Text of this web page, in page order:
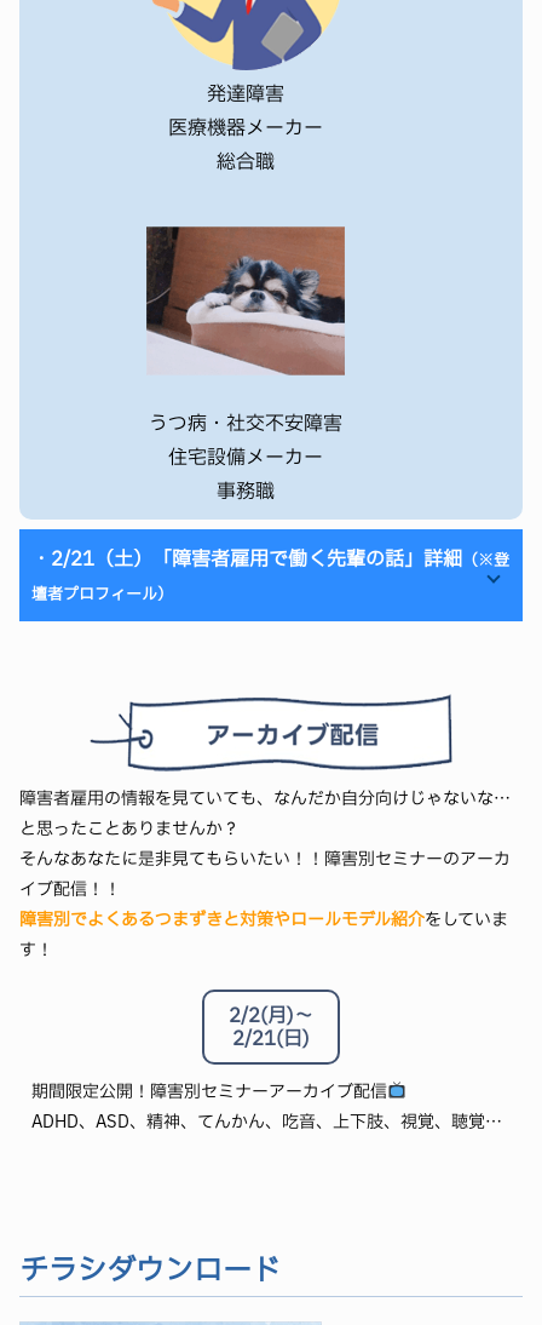
私の体験談がみなさんのお役に立てれば嬉しいです。よろし
障害名：ADHD/ASD
学部26卒のmimiです！
ADHDとASDの診断を受けています。
趣味は旅行や映画鑑賞です✈🎞
ィであるため就活がとても心配でしたが、製薬会社の内勤職
として内定を頂くことができました。
私の体験が少しでも役に立てば幸いです。
【登壇者】キョロちゃん
自己紹介:
26卒のキョロちゃんです。
ニックネームは飼っている文鳥からもらいました。
統合失調症の診断を受けています。
2025年の1月からクローズ就活を始め、同年5月にオープン
就活に転向しました。
最終的に不動産業界の企業から一般事務職として同年7月に内
定をいただきました。
2月は私も不安でいっぱいの時期でしたので、少しでも皆さん
の不安を払拭できるような話ができればと思っております。
発達障害
医療機器メーカー
総合職
うつ病・社交不安障害
住宅設備メーカー
事務職
・2/21（土）「障害者雇用で働く先輩の話」詳細 （※登
壇者プロフィール）
入社後どんな風に働いているのか、困ったときはどう対
処しているのか、どんな配慮を受けて働いているのかな
ど入社後のイメージを膨らませるチャンスです！
【登壇者】松村直哉
25卒で新卒でKUMONに入社しています松村と申します。
ら働くイメージがしやすくなるようなお話ができればと思っ
ております！
障害者雇用の情報を見ていても、なんだか自分向けじゃないな…
と思ったことありませんか？
そんなあなたに是非見てもらいたい！！障害別セミナーのアーカ
イブ配信！！
障害別でよくあるつまずきと対策やロールモデル紹介をしていま
す！
2/2(月)～
2/21(日)
期間限定公開！障害別セミナーアーカイブ配信
ADHD、ASD、精神、てんかん、吃音、上下肢、視覚、聴覚…
チラシダウンロード